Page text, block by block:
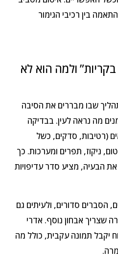
בין רכיבי הגימור
בקריות” ולמה הוא לא
תהליך שבו מבררים את הסיבה
מה נראה לעין. בבדיקה
(רטיבות, סדקים, כשל
ניקוז, תפרים ומערכות. כך
הבעיה, מציע סדר עדיפויות
הסברים סדורים, ולעיתים גם
שצריך אבחון נוסף. אדרי
יקבל תמונה עקבית, כולל מה